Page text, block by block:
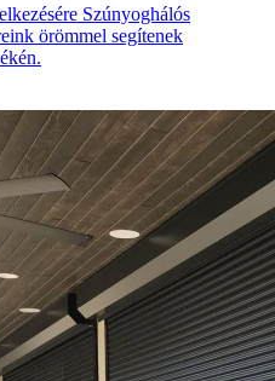
Szúnyoghálós
örömmel segítenek